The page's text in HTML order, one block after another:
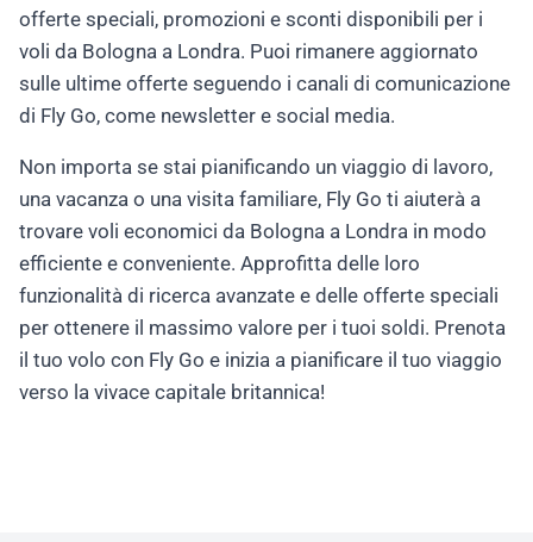
offerte speciali, promozioni e sconti disponibili per i
voli da Bologna a Londra. Puoi rimanere aggiornato
sulle ultime offerte seguendo i canali di comunicazione
di Fly Go, come newsletter e social media.
Non importa se stai pianificando un viaggio di lavoro,
una vacanza o una visita familiare, Fly Go ti aiuterà a
trovare voli economici da Bologna a Londra in modo
efficiente e conveniente. Approfitta delle loro
funzionalità di ricerca avanzate e delle offerte speciali
per ottenere il massimo valore per i tuoi soldi. Prenota
il tuo volo con Fly Go e inizia a pianificare il tuo viaggio
verso la vivace capitale britannica!